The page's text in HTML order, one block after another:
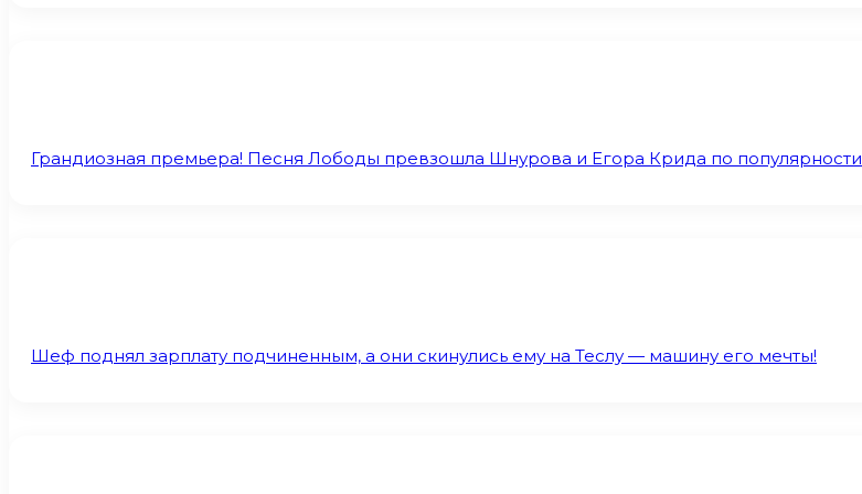
Грандиозная премьера! Песня Лободы превзошла Шнурова и Егора Крида по популярности
Шеф поднял зарплату подчиненным, а они скинулись ему на Теслу — машину его мечты!